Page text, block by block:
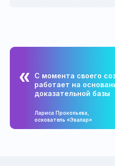
С момента своего
работает на
доказательной базы
Лариса Прокопьева,
основатель «Эвалар»